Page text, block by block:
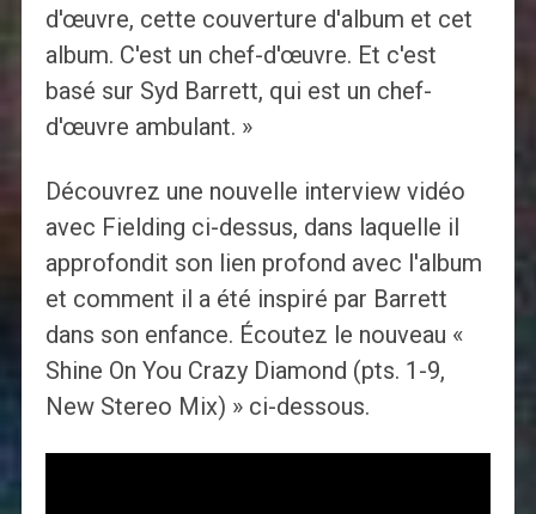
d'œuvre, cette couverture d'album et cet
album. C'est un chef-d'œuvre. Et c'est
basé sur Syd Barrett, qui est un chef-
d'œuvre ambulant. »
Découvrez une nouvelle interview vidéo
avec Fielding ci-dessus, dans laquelle il
approfondit son lien profond avec l'album
et comment il a été inspiré par Barrett
dans son enfance. Écoutez le nouveau «
Shine On You Crazy Diamond (pts. 1-9,
New Stereo Mix) » ci-dessous.